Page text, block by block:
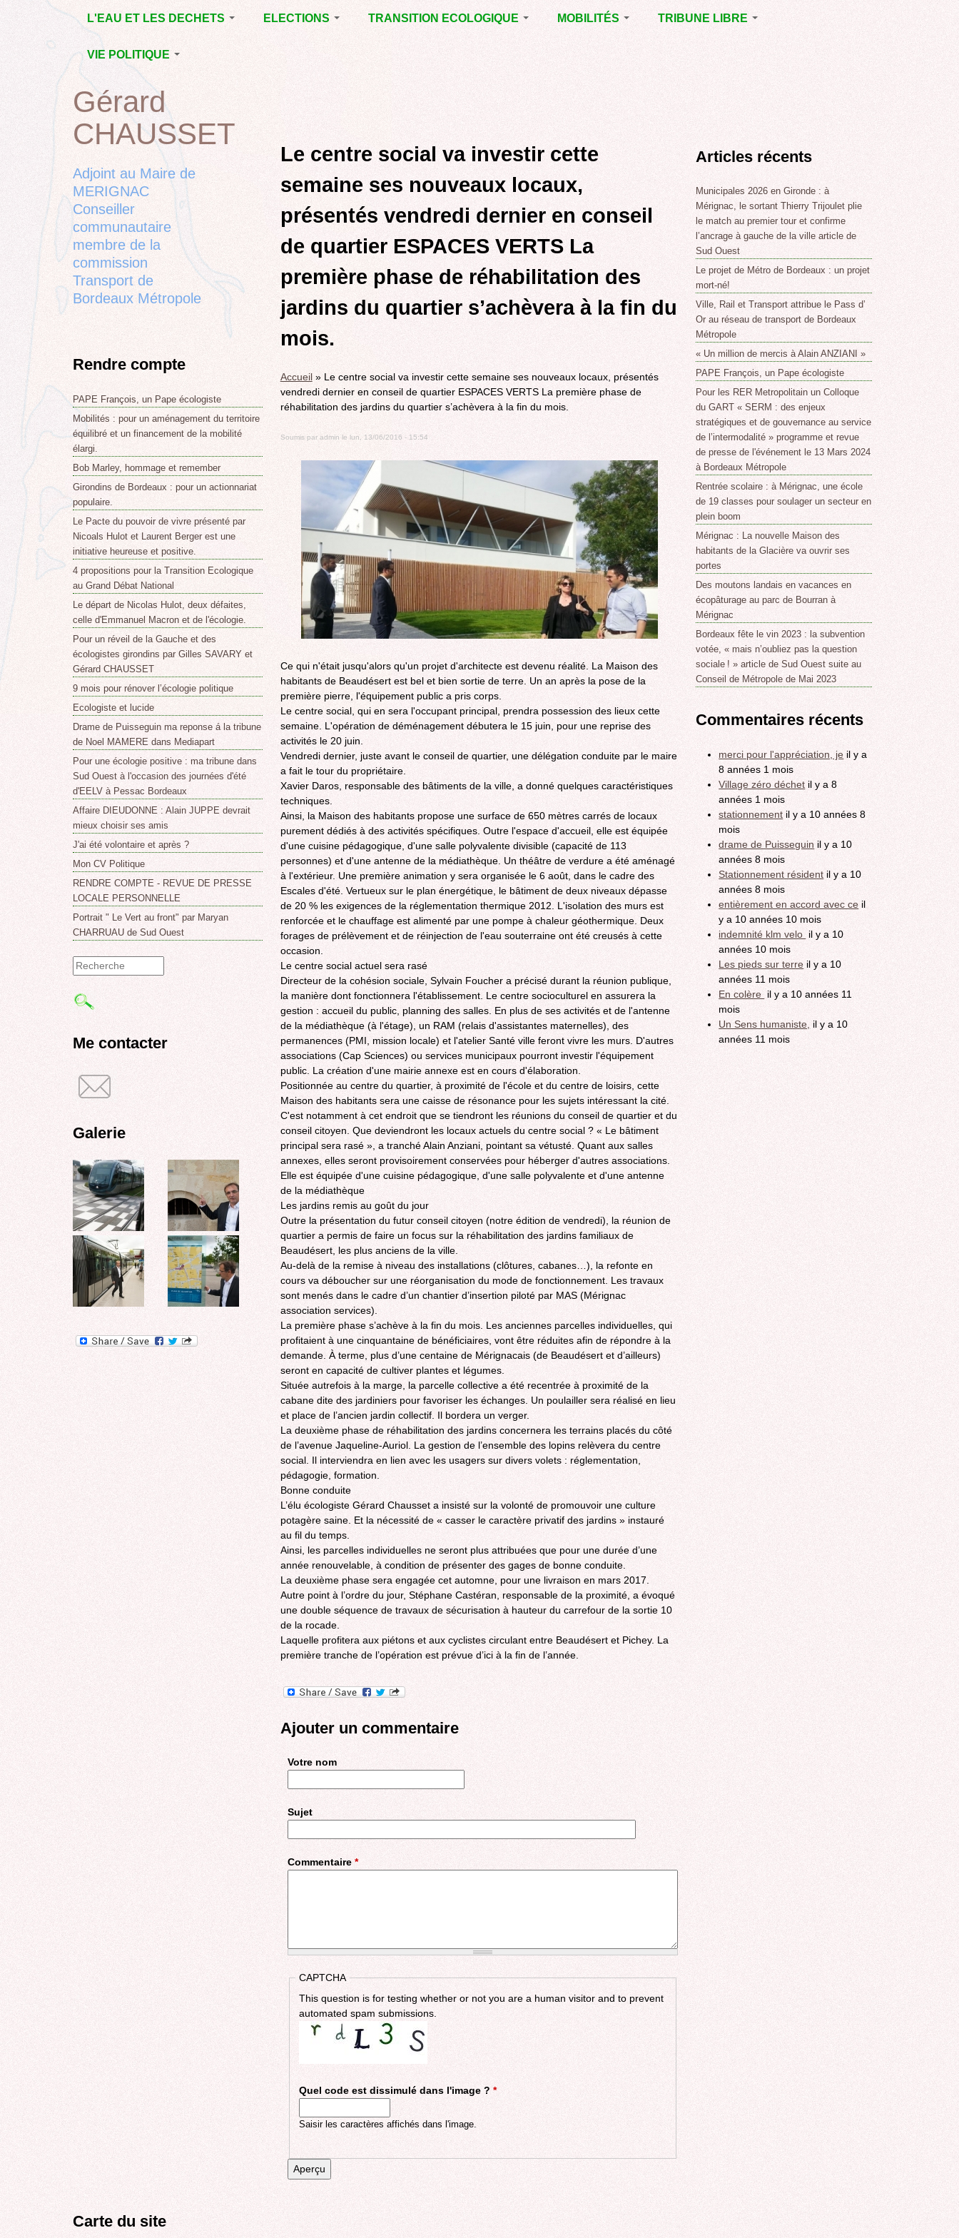
L'EAU ET LES DECHETS
ECONOMIE D’EAU,
SAGE, SÉCHERESSE
LA GESTION DES
DECHETS
CONTRAT DE L'EAU,
POLLUTIONS
ELECTIONS
DÉPARTEMENTALES
RUBRIQUE EN
CHANTIER ET A
COMPLETER
TRANSITION ECOLOGIQUE
LA LUTTE CONTRE
BIODIVERSITE,
ENVIRONNEMENT,
URBANISME
MOBILITÉS
VOIRIE DOMAINE
LE TRAMWAY REJOINT
MÉRIGNAC :
INAUGURATION,
REVUE DE PRESSE
POLITIQUE CYCLABLE,
MARCHE
GRAND
CONTOURNEMENT DE
BORDEAUX
TRAMWAY, RER
METROPOLITAIN,
COLLECTIF
ROCADE VDO
TRIBUNE LIBRE
POINT DE VUE
VIE POLITIQUE
L’ACTION POLITIQUE À
MÉRIGNAC
BORDEAUX
METROPOLE
EMPLOI, SOLIDARITES
ELECTIONS,
RUBRIQUES
DIVERSES, PETITES
PHRASES..
to
top
Le centre social va investir cette
semaine ses nouveaux locaux,
présentés vendredi dernier en conseil
de quartier ESPACES VERTS La
première phase de réhabilitation des
jardins du quartier s’achèvera à la fin du
mois.
Accueil » Le centre social va investir cette semaine ses nouveaux locaux, présentés
vendredi dernier en conseil de quartier ESPACES VERTS La première phase de
réhabilitation des jardins du quartier s’achèvera à la fin du mois.
Soumis par admin le lun, 13/06/2016 - 15:54
Ce qui n'était jusqu'alors qu'un projet d'architecte est devenu réalité. La Maison des
habitants de Beaudésert est bel et bien sortie de terre. Un an après la pose de la
première pierre, l'équipement public a pris corps.
Le centre social, qui en sera l'occupant principal, prendra possession des lieux cette
semaine. L'opération de déménagement débutera le 15 juin, pour une reprise des
activités le 20 juin.
Vendredi dernier, juste avant le conseil de quartier, une délégation conduite par le maire
a fait le tour du propriétaire.
Xavier Daros, responsable des bâtiments de la ville, a donné quelques caractéristiques
techniques.
Ainsi, la Maison des habitants propose une surface de 650 mètres carrés de locaux
purement dédiés à des activités spécifiques. Outre l'espace d'accueil, elle est équipée
d'une cuisine pédagogique, d'une salle polyvalente divisible (capacité de 113
personnes) et d'une antenne de la médiathèque. Un théâtre de verdure a été aménagé
à l'extérieur. Une première animation y sera organisée le 6 août, dans le cadre des
Escales d'été. Vertueux sur le plan énergétique, le bâtiment de deux niveaux dépasse
de 20 % les exigences de la réglementation thermique 2012. L'isolation des murs est
renforcée et le chauffage est alimenté par une pompe à chaleur géothermique. Deux
forages de prélèvement et de réinjection de l'eau souterraine ont été creusés à cette
occasion.
Le centre social actuel sera rasé
Directeur de la cohésion sociale, Sylvain Foucher a précisé durant la réunion publique,
la manière dont fonctionnera l'établissement. Le centre socioculturel en assurera la
gestion : accueil du public, planning des salles. En plus de ses activités et de l'antenne
de la médiathèque (à l'étage), un RAM (relais d'assistantes maternelles), des
permanences (PMI, mission locale) et l'atelier Santé ville feront vivre les murs. D'autres
associations (Cap Sciences) ou services municipaux pourront investir l'équipement
public. La création d'une mairie annexe est en cours d'élaboration.
Positionnée au centre du quartier, à proximité de l'école et du centre de loisirs, cette
Maison des habitants sera une caisse de résonance pour les sujets intéressant la cité.
C'est notamment à cet endroit que se tiendront les réunions du conseil de quartier et du
conseil citoyen. Que deviendront les locaux actuels du centre social ? « Le bâtiment
principal sera rasé », a tranché Alain Anziani, pointant sa vétusté. Quant aux salles
annexes, elles seront provisoirement conservées pour héberger d'autres associations.
Elle est équipée d'une cuisine pédagogique, d'une salle polyvalente et d'une antenne
de la médiathèque
Les jardins remis au goût du jour
Outre la présentation du futur conseil citoyen (notre édition de vendredi), la réunion de
quartier a permis de faire un focus sur la réhabilitation des jardins familiaux de
Beaudésert, les plus anciens de la ville.
Au-delà de la remise à niveau des installations (clôtures, cabanes…), la refonte en
cours va déboucher sur une réorganisation du mode de fonctionnement. Les travaux
sont menés dans le cadre d’un chantier d’insertion piloté par MAS (Mérignac
association services).
La première phase s’achève à la fin du mois. Les anciennes parcelles individuelles, qui
profitaient à une cinquantaine de bénéficiaires, vont être réduites afin de répondre à la
demande. À terme, plus d’une centaine de Mérignacais (de Beaudésert et d’ailleurs)
seront en capacité de cultiver plantes et légumes.
Située autrefois à la marge, la parcelle collective a été recentrée à proximité de la
cabane dite des jardiniers pour favoriser les échanges. Un poulailler sera réalisé en lieu
et place de l’ancien jardin collectif. Il bordera un verger.
La deuxième phase de réhabilitation des jardins concernera les terrains placés du côté
de l’avenue Jaqueline-Auriol. La gestion de l’ensemble des lopins relèvera du centre
social. Il interviendra en lien avec les usagers sur divers volets : réglementation,
pédagogie, formation.
Bonne conduite
L’élu écologiste Gérard Chausset a insisté sur la volonté de promouvoir une culture
potagère saine. Et la nécessité de « casser le caractère privatif des jardins » instauré
au fil du temps.
Ainsi, les parcelles individuelles ne seront plus attribuées que pour une durée d’une
année renouvelable, à condition de présenter des gages de bonne conduite.
La deuxième phase sera engagée cet automne, pour une livraison en mars 2017.
Autre point à l’ordre du jour, Stéphane Castéran, responsable de la proximité, a évoqué
une double séquence de travaux de sécurisation à hauteur du carrefour de la sortie 10
de la rocade.
Laquelle profitera aux piétons et aux cyclistes circulant entre Beaudésert et Pichey. La
première tranche de l’opération est prévue d’ici à la fin de l’année.
Ajouter un commentaire
Votre nom
Sujet
Commentaire *
CAPTCHA
This question is for testing whether or not you are a human visitor and to prevent
automated spam submissions.
Quel code est dissimulé dans l'image ?*
Saisir les caractères affichés dans l'image.
Back
to
top
Gérard
CHAUSSET
Adjoint au Maire de
MERIGNAC
Conseiller
communautaire
membre de la
commission
Transport de
Bordeaux Métropole
Rendre compte
PAPE François, un Pape écologiste
Mobilités : pour un aménagement du territoire
équilibré et un financement de la mobilité
élargi.
Bob Marley, hommage et remember
Girondins de Bordeaux : pour un actionnariat
populaire.
Le Pacte du pouvoir de vivre présenté par
Nicoals Hulot et Laurent Berger est une
initiative heureuse et positive.
4 propositions pour la Transition Ecologique
au Grand Débat National
Le départ de Nicolas Hulot, deux défaites,
celle d'Emmanuel Macron et de l'écologie.
Pour un réveil de la Gauche et des
écologistes girondins par Gilles SAVARY et
Gérard CHAUSSET
9 mois pour rénover l’écologie politique
Ecologiste et lucide
Drame de Puisseguin ma reponse á la tribune
de Noel MAMERE dans Mediapart
Pour une écologie positive : ma tribune dans
Sud Ouest à l'occasion des journées d'été
d'EELV à Pessac Bordeaux
Affaire DIEUDONNE : Alain JUPPE devrait
mieux choisir ses amis
J'ai été volontaire et après ?
Mon CV Politique
RENDRE COMPTE - REVUE DE PRESSE
LOCALE PERSONNELLE
Portrait " Le Vert au front" par Maryan
CHARRUAU de Sud Ouest
Formulaire
de
Me contacter
Galerie
Articles récents
Municipales 2026 en Gironde : à
Mérignac, le sortant Thierry Trijoulet plie
le match au premier tour et confirme
l’ancrage à gauche de la ville article de
Sud Ouest
Le projet de Métro de Bordeaux : un projet
mort-né!
Ville, Rail et Transport attribue le Pass d’
Or au réseau de transport de Bordeaux
Métropole
« Un million de mercis à Alain ANZIANI »
PAPE François, un Pape écologiste
Pour les RER Metropolitain un Colloque
du GART « SERM : des enjeux
stratégiques et de gouvernance au service
de l’intermodalité » programme et revue
de presse de l'événement le 13 Mars 2024
à Bordeaux Métropole
Rentrée scolaire : à Mérignac, une école
de 19 classes pour soulager un secteur en
plein boom
Mérignac : La nouvelle Maison des
habitants de la Glacière va ouvrir ses
portes
Des moutons landais en vacances en
écopâturage au parc de Bourran à
Mérignac
Bordeaux fête le vin 2023 : la subvention
votée, « mais n’oubliez pas la question
sociale ! » article de Sud Ouest suite au
Conseil de Métropole de Mai 2023
Commentaires récents
merci pour l'appréciation, je il y a
8 années 1 mois
Village zéro déchet il y a 8
années 1 mois
stationnement il y a 10 années 8
mois
drame de Puisseguin il y a 10
années 8 mois
Stationnement résident il y a 10
années 8 mois
entièrement en accord avec ce il
y a 10 années 10 mois
indemnité klm velo il y a 10
années 10 mois
Les pieds sur terre il y a 10
années 11 mois
En colère il y a 10 années 11
mois
Un Sens humaniste, il y a 10
années 11 mois
Carte du site